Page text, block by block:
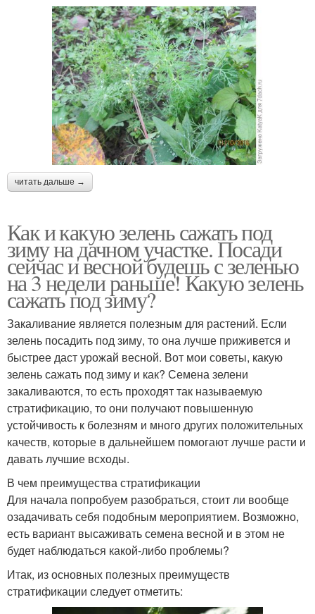
читать дальше →
Как и какую зелень сажать под
зиму на дачном участке. Посади
сейчас и весной будешь с зеленью
на 3 недели раньше! Какую зелень
сажать под зиму?
Закаливание является полезным для растений. Если
зелень посадить под зиму, то она лучше приживется и
быстрее даст урожай весной. Вот мои советы, какую
зелень сажать под зиму и как? Семена зелени
закаливаются, то есть проходят так называемую
стратификацию, то они получают повышенную
устойчивость к болезням и много других положительных
качеств, которые в дальнейшем помогают лучше расти и
давать лучшие всходы.
В чем преимущества стратификации
Для начала попробуем разобраться, стоит ли вообще
озадачивать себя подобным мероприятием. Возможно,
есть вариант высаживать семена весной и в этом не
будет наблюдаться какой-либо проблемы?
Итак, из основных полезных преимуществ
стратификации следует отметить: